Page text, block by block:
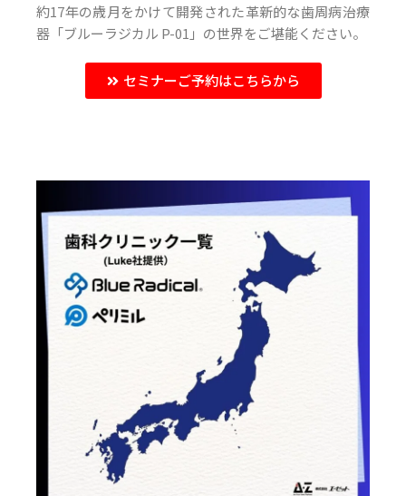
約17年の歳月をかけて開発された革新的な歯周病治療
器「ブルーラジカル P-01」の世界をご堪能ください。
セミナーご予約はこちらから